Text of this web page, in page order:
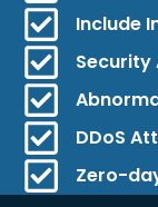
Include
DDoS
Zero-